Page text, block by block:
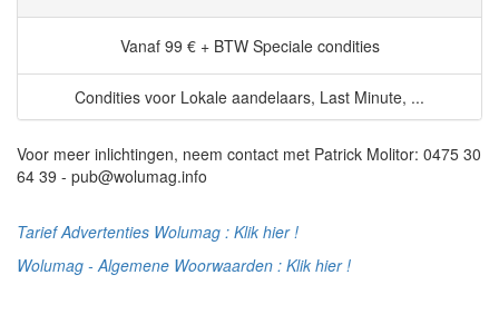
Vanaf 99 € + BTW Speciale condities
Condities voor Lokale aandelaars, Last Minute, ...
Voor meer inlichtingen, neem contact met Patrick Molitor: 0475 30
64 39 - pub@wolumag.info
Tarief Advertenties Wolumag : Klik hier !
Wolumag - Algemene Woorwaarden : Klik hier !